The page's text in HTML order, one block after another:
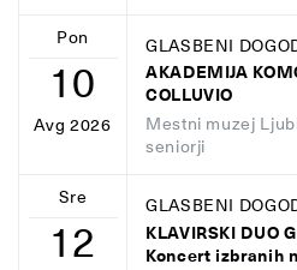
Pon
10
Avg 2026
GLASBENI
AKADEMIJA
COLLUVIO
Mestni muzej
seniorji
Sre
12
GLASBENI
KLAVIRSKI DUO
Koncert izbranih